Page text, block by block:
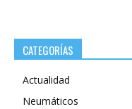
CATEGORÍAS
Actualidad
Neumáticos